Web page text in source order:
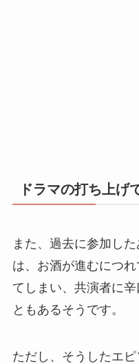
ドラマの打ち上げ
また、過去に参加し
は、お酒が進むにつ
てしまい、共演者に
ともあるそうです。​
ただし、そうしたエ